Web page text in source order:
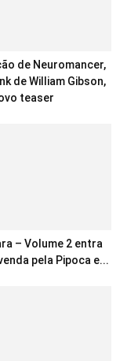
de Neuromancer,
de William Gibson,
teaser
– Volume 2 entra
pela Pipoca e...